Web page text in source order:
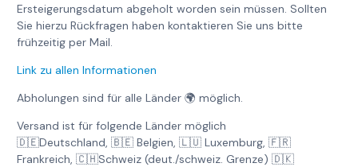
Ersteigerungsdatum abgeholt worden sein müssen. Sollten
Sie hierzu Rückfragen haben kontaktieren Sie uns bitte
frühzeitig per Mail.
Link zu allen Informationen
Abholungen sind für alle Länder 🌍 möglich.
Versand ist für folgende Länder möglich
🇩🇪Deutschland, 🇧🇪 Belgien, 🇱🇺 Luxemburg, 🇫🇷
Frankreich, 🇨🇭Schweiz (deut./schweiz. Grenze) 🇩🇰